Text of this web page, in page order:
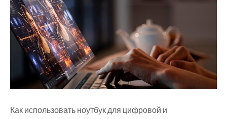
Как использовать ноутбук для цифровой и